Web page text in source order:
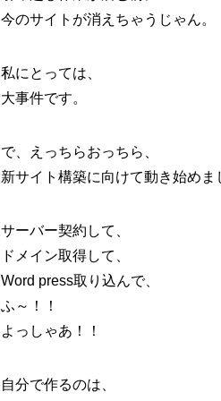
今のサイトが消えちゃうじゃん。
私にとっては、
大事件です。
で、えっちらおっちら、
新サイト構築に向けて動き始めま
サーバー契約して、
ドメイン取得して、
Word press取り込んで、
ふ～！！
よっしゃあ！！
自分で作るのは、